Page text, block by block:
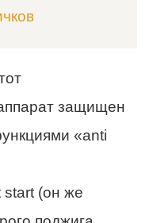
защищен
«anti
start (он же